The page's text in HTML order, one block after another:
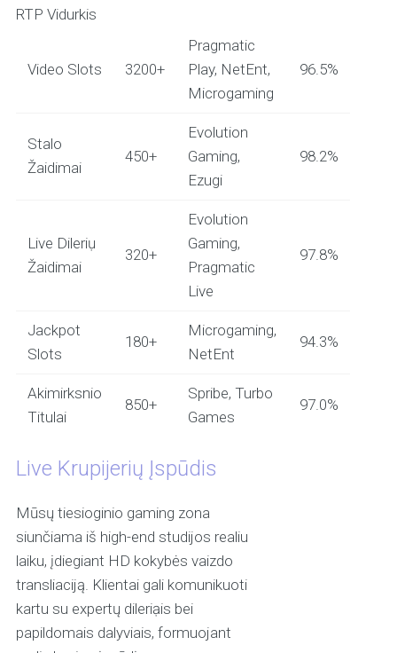
RTP Vidurkis
Video Slots 3200+
Pragmatic
Play, NetEnt,
Microgaming
96.5%
Stalo
Žaidimai
450+
Evolution
Gaming,
Ezugi
98.2%
Live Dileriụ
Žaidimai
320+
Evolution
Gaming,
Pragmatic
Live
97.8%
Jackpot
Slots
180+
Microgaming,
NetEnt
94.3%
Akimirksnio
Titulai
850+
Spribe, Turbo
Games
97.0%
Live Krupijerių Įspūdis
Mūsų tiesioginio gaming zona
siunčiama iš high-end studijos realiu
laiku, įdiegiant HD kokybės vaizdo
transliaciją. Klientai gali komunikuoti
kartu su expertų dileriạis bei
papildomais dalyviais, formuojant